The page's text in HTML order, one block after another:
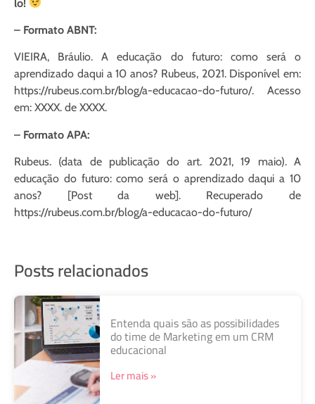
lo!
– Formato ABNT:
VIEIRA, Bráulio. A educação do futuro: como será o
aprendizado daqui a 10 anos? Rubeus, 2021. Disponível em:
https://rubeus.com.br/blog/a-educacao-do-futuro/. Acesso
em: XXXX. de XXXX.
– Formato APA:
Rubeus. (data de publicação do art. 2021, 19 maio). A
educação do futuro: como será o aprendizado daqui a 10
anos? [Post da web]. Recuperado de
https://rubeus.com.br/blog/a-educacao-do-futuro/
Posts relacionados
Entenda quais são as possibilidades
do time de Marketing em um CRM
educacional
Ler mais »